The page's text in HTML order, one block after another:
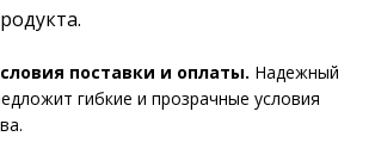
поставки и оплаты. Надежный
гибкие и прозрачные условия